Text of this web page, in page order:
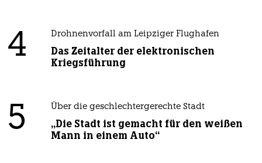
4 Drohnenvorfall am Leipziger Flughafen
Das Zeitalter der elektronischen
Kriegsführung
5 Über die geschlechtergerechte Stadt
„Die Stadt ist gemacht für den weißen
Mann in einem Auto“